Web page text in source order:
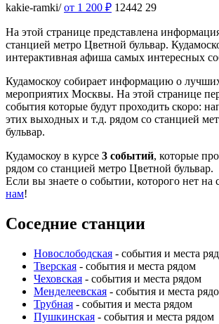
kakie-ramki/ от 1 200 ₽ 12442 29
На этой странице представлена
станцией метро Цветной бульвар.
интерактивная афиша самых интересных
Кудамоскоу собирает информацию о
мероприятих Москвы. На этой странице
события которые будут проходить скоро:
этих выходных и т.д. рядом со станцией
бульвар.
Кудамоскоу в курсе 3 событий, которые
рядом со станцией метро Цветной бульвар.
Если вы знаете о событии, которого нет на
нам!
Соседние станции
Новослободская - события и места
Тверская - события и места рядом
Чеховская - события и места рядом
Менделеевская - события и места
Трубная - события и места рядом
Пушкинская - события и места рядом